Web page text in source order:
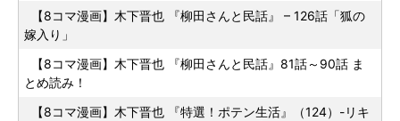
【8コマ漫画】木下晋也 『柳田さんと民話』 – 126話「狐の
嫁入り」
【8コマ漫画】木下晋也 『柳田さんと民話』81話～90話 ま
とめ読み！
【8コマ漫画】木下晋也 『特選！ポテン生活』（124）-リキ